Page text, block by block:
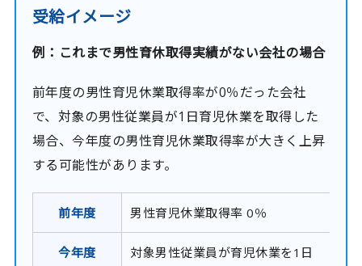
受給イメージ
例：これまで男性育休取得実績がない会社の場合
前年度の男性育児休業取得率が0％だった会社
で、対象の男性従業員が1日育児休業を取得した
場合、今年度の男性育児休業取得率が大きく上昇
する可能性があります。
前年度 男性育児休業取得率 0％
今年度
対象男性従業員が育児休業を1日